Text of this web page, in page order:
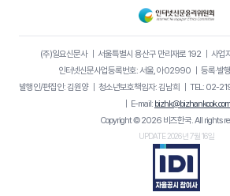
(주)일요신문사｜ 서울특별시 용산구 만리재로 192｜ 사업
인터넷신문사업등록번호: 서울, 아02990
등록·발
발행인/편집인: 김원양｜ 청소년보호책임자: 김남희 TEL: 02-
E-mail: bizhk@bizhankook.com
Copyright © 2026 비즈한국. All rights
UPDATE 2026년 7월 16일